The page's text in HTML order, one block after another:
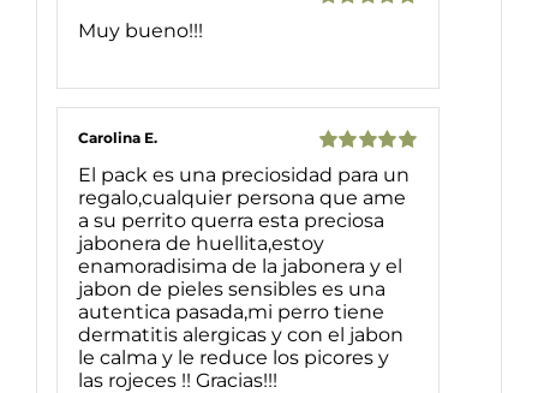
Muy bueno!!!
Valorado
con5de 5
Carolina E.
El pack es una preciosidad para un
regalo,cualquier persona que ame
a su perrito querra esta preciosa
jabonera de huellita,estoy
enamoradisima de la jabonera y el
jabon de pieles sensibles es una
autentica pasada,mi perro tiene
dermatitis alergicas y con el jabon
le calma y le reduce los picores y
las rojeces !! Gracias!!!